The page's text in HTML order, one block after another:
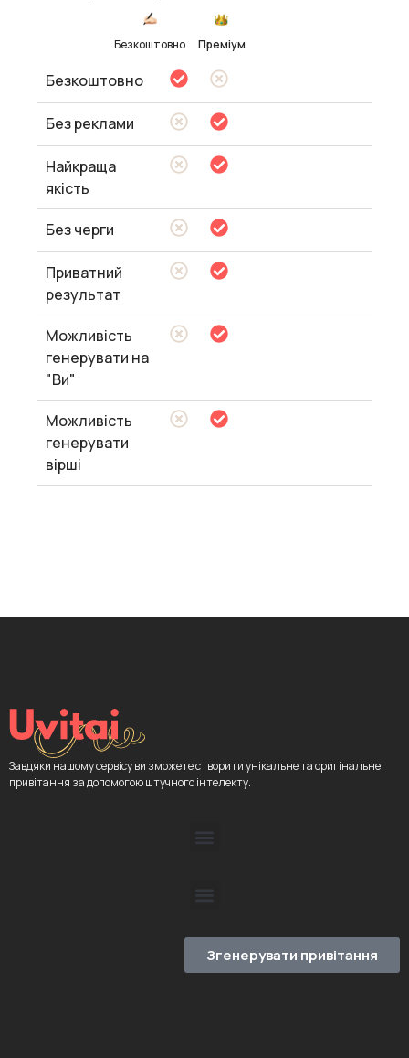
Безкоштовно Преміум
Безкоштовно
Без реклами
Найкраща
якість
Без черги
Приватний
результат
Можливість
генерувати на
"Ви"
Можливість
генерувати
вірші
Завдяки нашому сервісу ви зможете створити унікальне та оригінальне
привітання за допомогою штучного інтелекту.
Згенерувати привітання